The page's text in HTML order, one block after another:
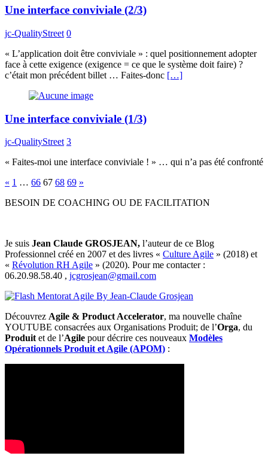
Une interface conviviale (2/3)
jc-QualityStreet 0
« L’application doit être conviviale » : quel positionnement adopter
face à cette exigence (exigence = ce que le système doit faire) ?
c’était mon précédent billet … Faites-donc […]
Une interface conviviale (1/3)
jc-QualityStreet 3
« Faites-moi une interface conviviale ! » … qui n’a pas été confronté
Navigation
des
« 1 … 66 67 68 69 »
BESOIN DE COACHING OU DE FACILITATION
Je suis Jean Claude GROSJEAN, l’auteur de ce Blog
Professionnel créé en 2007 et des livres « Culture Agile » (2018) et
« Révolution RH Agile » (2020). Pour me contacter :
06.20.98.58.40 , jcgrosjean@gmail.com
Découvrez Agile & Product Accelerator, ma nouvelle chaîne
YOUTUBE consacrées aux Organisations Produit; de l’Orga, du
Produit et de l’Agile pour décrire ces nouveaux Modèles
Opérationnels Produit et Agile (APOM) :